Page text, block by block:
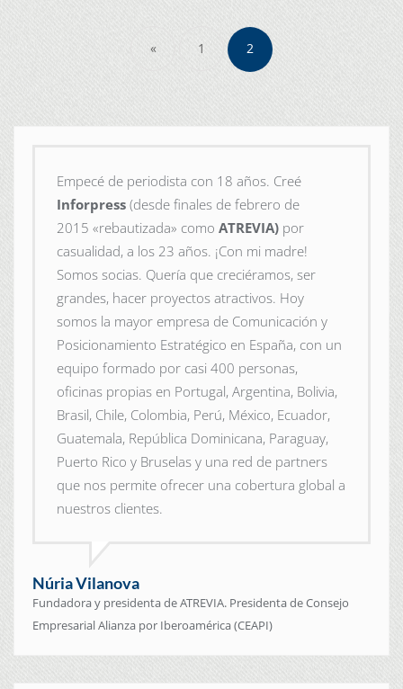
« 1 2
Empecé de periodista con 18 años. Creé
Inforpress (desde finales de febrero de
2015 «rebautizada» como ATREVIA) por
casualidad, a los 23 años. ¡Con mi madre!
Somos socias. Quería que creciéramos, ser
grandes, hacer proyectos atractivos. Hoy
somos la mayor empresa de Comunicación y
Posicionamiento Estratégico en España, con un
equipo formado por casi 400 personas,
oficinas propias en Portugal, Argentina, Bolivia,
Brasil, Chile, Colombia, Perú, México, Ecuador,
Guatemala, República Dominicana, Paraguay,
Puerto Rico y Bruselas y una red de partners
que nos permite ofrecer una cobertura global a
nuestros clientes.
Núria Vilanova
Fundadora y presidenta de ATREVIA. Presidenta de Consejo
Empresarial Alianza por Iberoamérica (CEAPI)